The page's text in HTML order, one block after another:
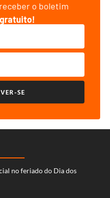
o boletim
gratuito!
SE
no feriado do Dia dos